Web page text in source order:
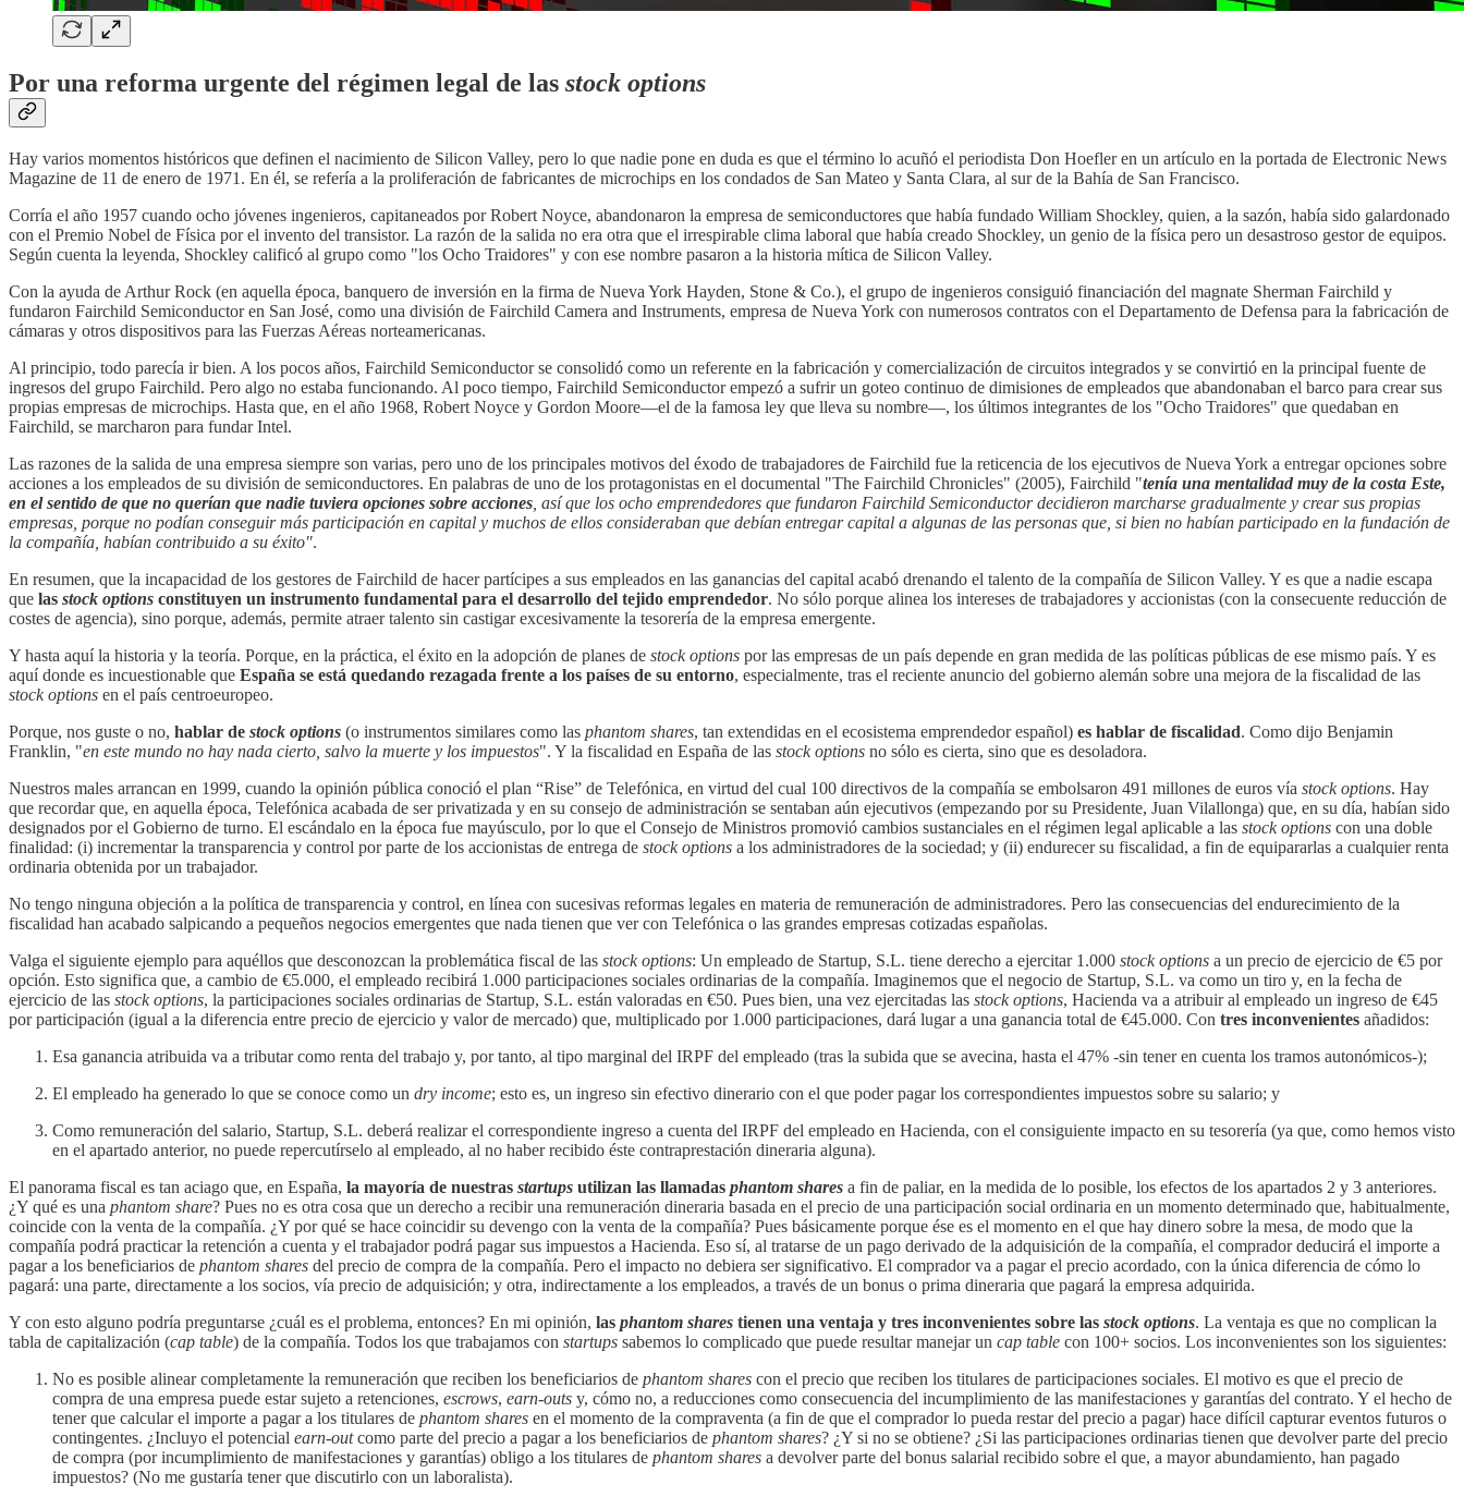
Por una reforma urgente del régimen legal de las stock options
Hay varios momentos históricos que definen el nacimiento de Silicon Valley, pero lo que nadie pone en duda es que el término lo acuñó el periodista Don Hoefler en un artículo en la portada de Electronic News
Magazine de 11 de enero de 1971. En él, se refería a la proliferación de fabricantes de microchips en los condados de San Mateo y Santa Clara, al sur de la Bahía de San Francisco.
Corría el año 1957 cuando ocho jóvenes ingenieros, capitaneados por Robert Noyce, abandonaron la empresa de semiconductores que había fundado William Shockley, quien, a la sazón, había sido galardonado
con el Premio Nobel de Física por el invento del transistor. La razón de la salida no era otra que el irrespirable clima laboral que había creado Shockley, un genio de la física pero un desastroso gestor de equipos.
Según cuenta la leyenda, Shockley calificó al grupo como "los Ocho Traidores" y con ese nombre pasaron a la historia mítica de Silicon Valley.
Con la ayuda de Arthur Rock (en aquella época, banquero de inversión en la firma de Nueva York Hayden, Stone & Co.), el grupo de ingenieros consiguió financiación del magnate Sherman Fairchild y
fundaron Fairchild Semiconductor en San José, como una división de Fairchild Camera and Instruments, empresa de Nueva York con numerosos contratos con el Departamento de Defensa para la fabricación de
cámaras y otros dispositivos para las Fuerzas Aéreas norteamericanas.
Al principio, todo parecía ir bien. A los pocos años, Fairchild Semiconductor se consolidó como un referente en la fabricación y comercialización de circuitos integrados y se convirtió en la principal fuente de
ingresos del grupo Fairchild. Pero algo no estaba funcionando. Al poco tiempo, Fairchild Semiconductor empezó a sufrir un goteo continuo de dimisiones de empleados que abandonaban el barco para crear sus
propias empresas de microchips. Hasta que, en el año 1968, Robert Noyce y Gordon Moore—el de la famosa ley que lleva su nombre—, los últimos integrantes de los "Ocho Traidores" que quedaban en
Fairchild, se marcharon para fundar Intel.
Las razones de la salida de una empresa siempre son varias, pero uno de los principales motivos del éxodo de trabajadores de Fairchild fue la reticencia de los ejecutivos de Nueva York a entregar opciones sobre
acciones a los empleados de su división de semiconductores. En palabras de uno de los protagonistas en el documental "The Fairchild Chronicles" (2005), Fairchild "tenía una mentalidad muy de la costa Este,
en el sentido de que no querían que nadie tuviera opciones sobre acciones , así que los ocho emprendedores que fundaron Fairchild Semiconductor decidieron marcharse gradualmente y crear sus propias
empresas, porque no podían conseguir más participación en capital y muchos de ellos consideraban que debían entregar capital a algunas de las personas que, si bien no habían participado en la fundación de
la compañía, habían contribuido a su éxito".
En resumen, que la incapacidad de los gestores de Fairchild de hacer partícipes a sus empleados en las ganancias del capital acabó drenando el talento de la compañía de Silicon Valley. Y es que a nadie escapa
que las stock options constituyen un instrumento fundamental para el desarrollo del tejido emprendedor. No sólo porque alinea los intereses de trabajadores y accionistas (con la consecuente reducción de
costes de agencia), sino porque, además, permite atraer talento sin castigar excesivamente la tesorería de la empresa emergente.
Y hasta aquí la historia y la teoría. Porque, en la práctica, el éxito en la adopción de planes de stock options por las empresas de un país depende en gran medida de las políticas públicas de ese mismo país. Y es
aquí donde es incuestionable que España se está quedando rezagada frente a los países de su entorno, especialmente, tras el reciente anuncio del gobierno alemán sobre una mejora de la fiscalidad de las
stock options en el país centroeuropeo.
Porque, nos guste o no, hablar de stock options (o instrumentos similares como las phantom shares, tan extendidas en el ecosistema emprendedor español) es hablar de fiscalidad. Como dijo Benjamin
Franklin, "en este mundo no hay nada cierto, salvo la muerte y los impuestos". Y la fiscalidad en España de las stock options no sólo es cierta, sino que es desoladora.
Nuestros males arrancan en 1999, cuando la opinión pública conoció el plan “Rise” de Telefónica, en virtud del cual 100 directivos de la compañía se embolsaron 491 millones de euros vía stock options. Hay
que recordar que, en aquella época, Telefónica acabada de ser privatizada y en su consejo de administración se sentaban aún ejecutivos (empezando por su Presidente, Juan Vilallonga) que, en su día, habían sido
designados por el Gobierno de turno. El escándalo en la época fue mayúsculo, por lo que el Consejo de Ministros promovió cambios sustanciales en el régimen legal aplicable a las stock options con una doble
finalidad: (i) incrementar la transparencia y control por parte de los accionistas de entrega de stock options a los administradores de la sociedad; y (ii) endurecer su fiscalidad, a fin de equipararlas a cualquier renta
ordinaria obtenida por un trabajador.
No tengo ninguna objeción a la política de transparencia y control, en línea con sucesivas reformas legales en materia de remuneración de administradores. Pero las consecuencias del endurecimiento de la
fiscalidad han acabado salpicando a pequeños negocios emergentes que nada tienen que ver con Telefónica o las grandes empresas cotizadas españolas.
Valga el siguiente ejemplo para aquéllos que desconozcan la problemática fiscal de las stock options: Un empleado de Startup, S.L. tiene derecho a ejercitar 1.000 stock options a un precio de ejercicio de €5 por
opción. Esto significa que, a cambio de €5.000, el empleado recibirá 1.000 participaciones sociales ordinarias de la compañía. Imaginemos que el negocio de Startup, S.L. va como un tiro y, en la fecha de
ejercicio de las stock options, la participaciones sociales ordinarias de Startup, S.L. están valoradas en €50. Pues bien, una vez ejercitadas las stock options, Hacienda va a atribuir al empleado un ingreso de €45
por participación (igual a la diferencia entre precio de ejercicio y valor de mercado) que, multiplicado por 1.000 participaciones, dará lugar a una ganancia total de €45.000. Con tres inconvenientes añadidos:
Esa ganancia atribuida va a tributar como renta del trabajo y, por tanto, al tipo marginal del IRPF del empleado (tras la subida que se avecina, hasta el 47% -sin tener en cuenta los tramos autonómicos-);
El empleado ha generado lo que se conoce como un dry income; esto es, un ingreso sin efectivo dinerario con el que poder pagar los correspondientes impuestos sobre su salario; y
Como remuneración del salario, Startup, S.L. deberá realizar el correspondiente ingreso a cuenta del IRPF del empleado en Hacienda, con el consiguiente impacto en su tesorería (ya que, como hemos visto
en el apartado anterior, no puede repercutírselo al empleado, al no haber recibido éste contraprestación dineraria alguna).
El panorama fiscal es tan aciago que, en España, la mayoría de nuestras startups utilizan las llamadas phantom shares a fin de paliar, en la medida de lo posible, los efectos de los apartados 2 y 3 anteriores.
¿Y qué es una phantom share? Pues no es otra cosa que un derecho a recibir una remuneración dineraria basada en el precio de una participación social ordinaria en un momento determinado que, habitualmente,
coincide con la venta de la compañía. ¿Y por qué se hace coincidir su devengo con la venta de la compañía? Pues básicamente porque ése es el momento en el que hay dinero sobre la mesa, de modo que la
compañía podrá practicar la retención a cuenta y el trabajador podrá pagar sus impuestos a Hacienda. Eso sí, al tratarse de un pago derivado de la adquisición de la compañía, el comprador deducirá el importe a
pagar a los beneficiarios de phantom shares del precio de compra de la compañía. Pero el impacto no debiera ser significativo. El comprador va a pagar el precio acordado, con la única diferencia de cómo lo
pagará: una parte, directamente a los socios, vía precio de adquisición; y otra, indirectamente a los empleados, a través de un bonus o prima dineraria que pagará la empresa adquirida.
Y con esto alguno podría preguntarse ¿cuál es el problema, entonces? En mi opinión, las phantom shares tienen una ventaja y tres inconvenientes sobre las stock options. La ventaja es que no complican la
tabla de capitalización (cap table) de la compañía. Todos los que trabajamos con startups sabemos lo complicado que puede resultar manejar un cap table con 100+ socios. Los inconvenientes son los siguientes:
No es posible alinear completamente la remuneración que reciben los beneficiarios de phantom shares con el precio que reciben los titulares de participaciones sociales. El motivo es que el precio de
compra de una empresa puede estar sujeto a retenciones, escrows, earn-outs y, cómo no, a reducciones como consecuencia del incumplimiento de las manifestaciones y garantías del contrato. Y el hecho de
tener que calcular el importe a pagar a los titulares de phantom shares en el momento de la compraventa (a fin de que el comprador lo pueda restar del precio a pagar) hace difícil capturar eventos futuros o
contingentes. ¿Incluyo el potencial earn-outcomo parte del precio a pagar a los beneficiarios de phantom shares? ¿Y si no se obtiene? ¿Si las participaciones ordinarias tienen que devolver parte del precio
de compra (por incumplimiento de manifestaciones y garantías) obligo a los titulares de phantom shares a devolver parte del bonus salarial recibido sobre el que, a mayor abundamiento, han pagado
impuestos? (No me gustaría tener que discutirlo con un laboralista).